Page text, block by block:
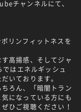
チャンネルにて、
リンフィットネスを
高揚感、そしてジャ
はエネルギッシュ
いております。
ろん、「暗闇トラン
になっている方にも
ひご視聴ください！